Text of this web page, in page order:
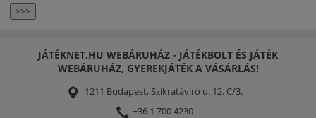
>>>
JÁTÉKNET.HU WEBÁRUHÁZ - JÁTÉKBOLT ÉS JÁTÉK
WEBÁRUHÁZ, GYEREKJÁTÉK A VÁSÁRLÁS!
1211 Budapest, Szikratávíró u. 12. C/3.
+36 1 700 4230